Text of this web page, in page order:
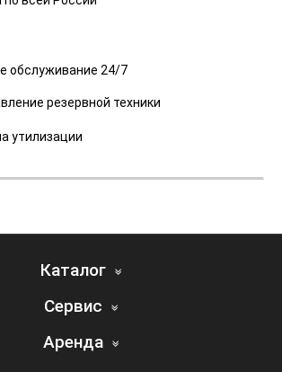
обслуживание 24/7
резервной техники
утилизации
Каталог
Сервис
Аренда